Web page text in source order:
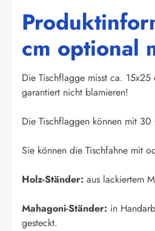
cm optional
Die Tischflagge misst ca.
garantiert nicht blamieren!
Die Tischflaggen können mit
Sie können die Tischfahne mit
Holz-Ständer: aus lackiertem
Mahagoni-Ständer: in
gesteckt.